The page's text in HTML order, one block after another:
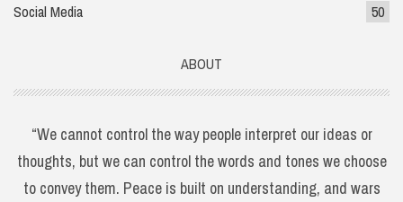
Social Media
50
ABOUT
“We cannot control the way people interpret our ideas or
thoughts, but we can control the words and tones we choose
to convey them. Peace is built on understanding, and wars